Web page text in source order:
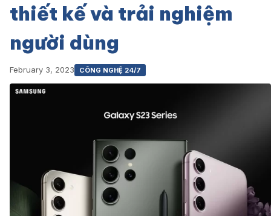
thiết kế và trải nghiệm
người dùng
February 3, 2023 CÔNG NGHỆ 24/7